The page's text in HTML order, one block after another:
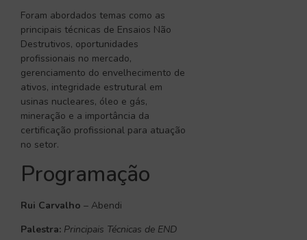
Foram abordados temas como as
principais técnicas de Ensaios Não
Destrutivos, oportunidades
profissionais no mercado,
gerenciamento do envelhecimento de
ativos, integridade estrutural em
usinas nucleares, óleo e gás,
mineração e a importância da
certificação profissional para atuação
no setor.
Programação
Rui Carvalho – Abendi
Palestra: Principais Técnicas de END